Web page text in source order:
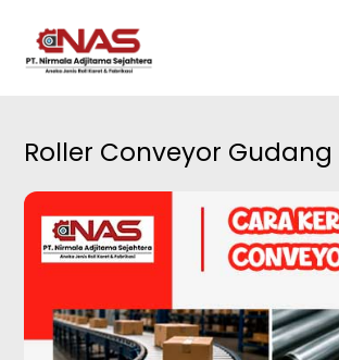
content
Roller Conveyor Gudang